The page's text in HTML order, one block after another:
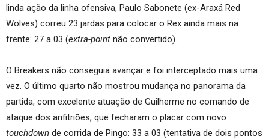
linda ação da linha ofensiva, Paulo Sabonete (ex-Araxá Red
Wolves) correu 23 jardas para colocar o Rex ainda mais na
frente: 27 a 03 (extra-point não convertido).
O Breakers não conseguia avançar e foi interceptado mais uma
vez. O último quarto não mostrou mudança no panorama da
partida, com excelente atuação de Guilherme no comando de
ataque dos anfitriões, que fecharam o placar com novo
touchdown de corrida de Pingo: 33 a 03 (tentativa de dois pontos